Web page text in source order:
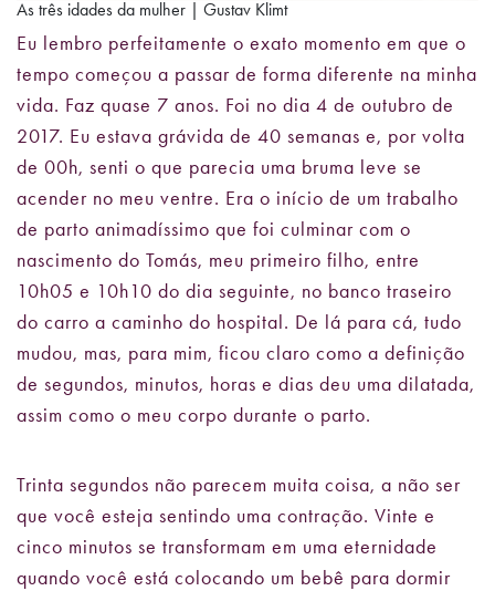
As três idades da mulher | Gustav Klimt
Eu lembro perfeitamente o exato momento em que o
tempo começou a passar de forma diferente na minha
vida. Faz quase 7 anos. Foi no dia 4 de outubro de
2017. Eu estava grávida de 40 semanas e, por volta
de 00h, senti o que parecia uma bruma leve se
acender no meu ventre. Era o início de um trabalho
de parto animadíssimo que foi culminar com o
nascimento do Tomás, meu primeiro filho, entre
10h05 e 10h10 do dia seguinte, no banco traseiro
do carro a caminho do hospital. De lá para cá, tudo
mudou, mas, para mim, ficou claro como a definição
de segundos, minutos, horas e dias deu uma dilatada,
assim como o meu corpo durante o parto.
Trinta segundos não parecem muita coisa, a não ser
que você esteja sentindo uma contração. Vinte e
cinco minutos se transformam em uma eternidade
quando você está colocando um bebê para dormir